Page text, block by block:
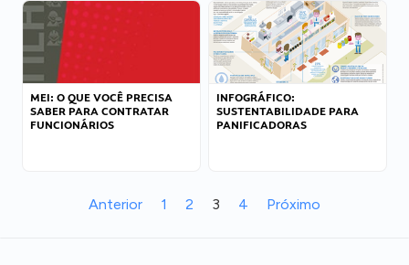
MEI: O QUE VOCÊ PRECISA
SABER PARA CONTRATAR
FUNCIONÁRIOS
INFOGRÁFICO:
SUSTENTABILIDADE PARA
PANIFICADORAS
Anterior 1 2 3 4 Próximo